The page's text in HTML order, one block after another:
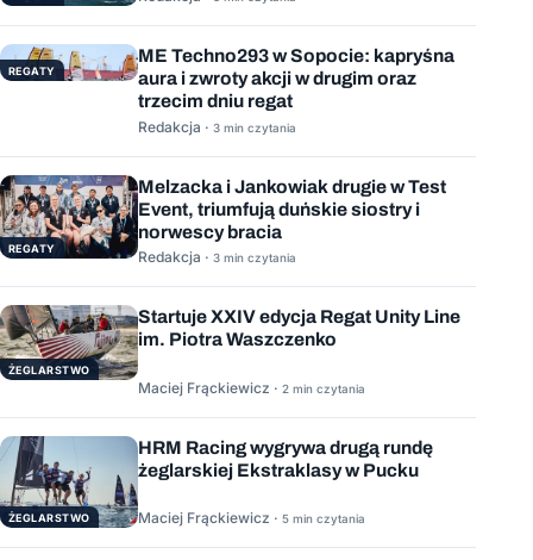
REGATY
ME Techno293 w Sopocie: kapryśna
aura i zwroty akcji w drugim oraz
trzecim dniu regat
Redakcja · 3 min czytania
REGATY
Melzacka i Jankowiak drugie w Test
Event, triumfują duńskie siostry i
norwescy bracia
Redakcja · 3 min czytania
ŻEGLARSTWO
Startuje XXIV edycja Regat Unity Line
im. Piotra Waszczenko
Maciej Frąckiewicz · 2 min czytania
ŻEGLARSTWO
HRM Racing wygrywa drugą rundę
żeglarskiej Ekstraklasy w Pucku
Maciej Frąckiewicz · 5 min czytania